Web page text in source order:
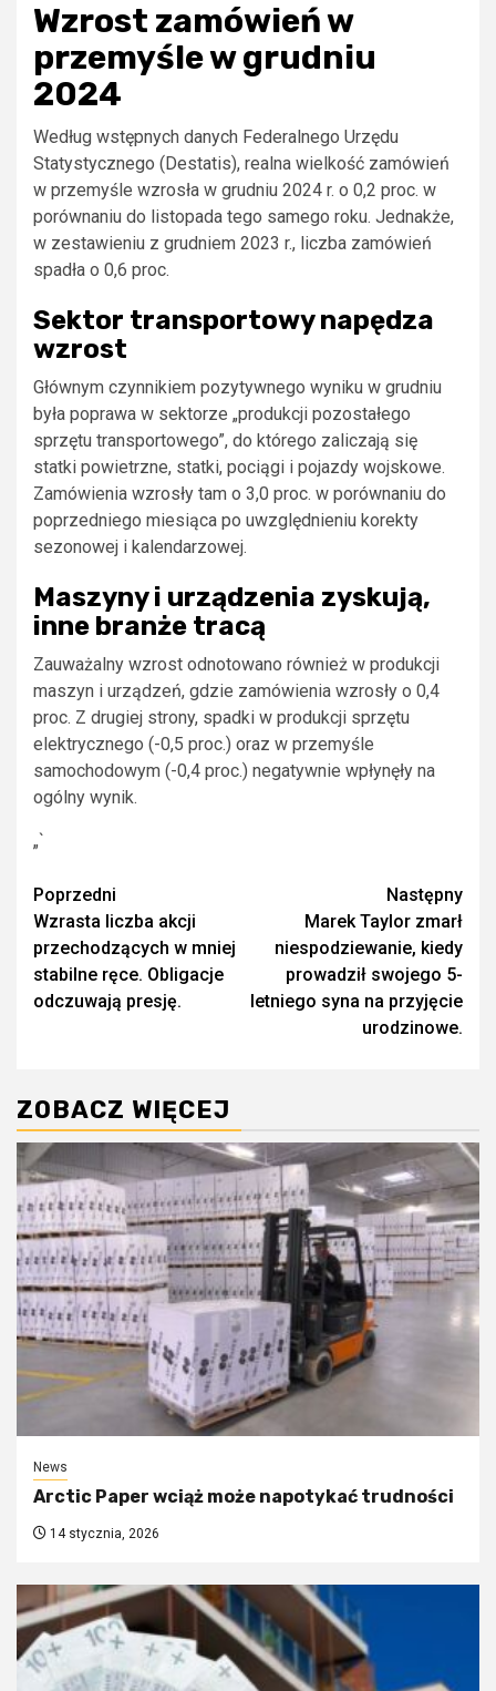
Wzrost zamówień w
przemyśle w grudniu
2024
Według wstępnych danych Federalnego Urzędu
Statystycznego (Destatis), realna wielkość zamówień
w przemyśle wzrosła w grudniu 2024 r. o 0,2 proc. w
porównaniu do listopada tego samego roku. Jednakże,
w zestawieniu z grudniem 2023 r., liczba zamówień
spadła o 0,6 proc.
Sektor transportowy napędza
wzrost
Głównym czynnikiem pozytywnego wyniku w grudniu
była poprawa w sektorze „produkcji pozostałego
sprzętu transportowego”, do którego zaliczają się
statki powietrzne, statki, pociągi i pojazdy wojskowe.
Zamówienia wzrosły tam o 3,0 proc. w porównaniu do
poprzedniego miesiąca po uwzględnieniu korekty
sezonowej i kalendarzowej.
Maszyny i urządzenia zyskują,
inne branże tracą
Zauważalny wzrost odnotowano również w produkcji
maszyn i urządzeń, gdzie zamówienia wzrosły o 0,4
proc. Z drugiej strony, spadki w produkcji sprzętu
elektrycznego (-0,5 proc.) oraz w przemyśle
samochodowym (-0,4 proc.) negatywnie wpłynęły na
ogólny wynik.
„`
Zobacz
wpisy
Poprzedni
Wzrasta liczba akcji
przechodzących w mniej
stabilne ręce. Obligacje
odczuwają presję.
Następny
Marek Taylor zmarł
niespodziewanie, kiedy
prowadził swojego 5-
letniego syna na przyjęcie
urodzinowe.
ZOBACZ WIĘCEJ
News
Arctic Paper wciąż może napotykać trudności
14 stycznia, 2026